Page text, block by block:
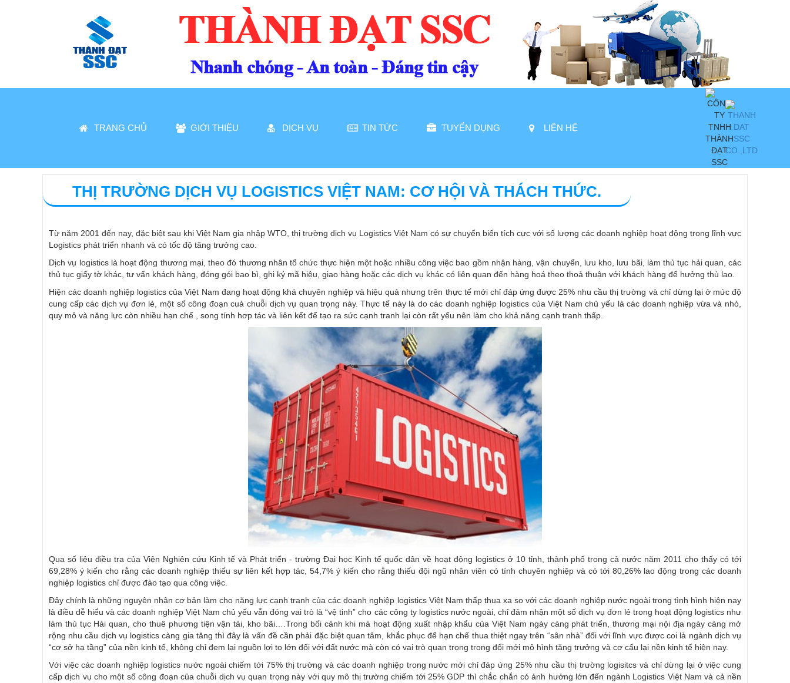
TRANG CHỦ GIỚI THIỆU DỊCH VỤ TIN TỨC TUYỂN DỤNG LIÊN HỆ
THỊ TRƯỜNG DỊCH VỤ LOGISTICS VIỆT NAM: CƠ HỘI VÀ THÁCH THỨC.
Từ năm 2001 đến nay, đặc biệt sau khi Việt Nam gia nhập WTO, thị trường dịch vụ Logistics Việt Nam có sự chuyển biến tích cực với số lượng các doanh nghiệp hoạt động trong lĩnh vực
Logistics phát triển nhanh và có tốc độ tăng trưởng cao.
Dịch vụ logistics là hoạt động thương mại, theo đó thương nhân tổ chức thực hiện một hoặc nhiều công việc bao gồm nhận hàng, vận chuyển, lưu kho, lưu bãi, làm thủ tục hải quan, các
thủ tục giấy tờ khác, tư vấn khách hàng, đóng gói bao bì, ghi ký mã hiệu, giao hàng hoặc các dịch vụ khác có liên quan đến hàng hoá theo thoả thuận với khách hàng để hưởng thù lao.
Hiện các doanh nghiệp logistics của Việt Nam đang hoạt động khá chuyên nghiệp và hiệu quả nhưng trên thực tế mới chỉ đáp ứng được 25% nhu cầu thị trường và chỉ dừng lại ở mức độ
cung cấp các dịch vụ đơn lẻ, một số công đoạn cuả chuỗi dịch vụ quan trọng này. Thực tế này là do các doanh nghiệp logistics của Việt Nam chủ yếu là các doanh nghiệp vừa và nhỏ,
quy mô và năng lực còn nhiều hạn chế , song tính hơp tác và liên kết để tạo ra sức cạnh tranh lại còn rất yếu nên làm cho khả năng cạnh tranh thấp.
Qua số liệu điều tra của Viện Nghiên cứu Kinh tế và Phát triển - trường Đại học Kinh tế quốc dân về hoạt động logistics ở 10 tỉnh, thành phố trong cả nước năm 2011 cho thấy có tới
69,28% ý kiến cho rằng các doanh nghiệp thiếu sự liên kết hợp tác, 54,7% ý kiến cho rằng thiếu đội ngũ nhân viên có tính chuyên nghiệp và có tới 80,26% lao động trong các doanh
nghiệp logistics chỉ được đào tạo qua công việc.
Đây chính là những nguyên nhân cơ bản làm cho năng lực cạnh tranh của các doanh nghiệp logistics Việt Nam thấp thua xa so với các doanh nghiệp nước ngoài trong tình hình hiện nay
là điều dễ hiểu và các doanh nghiệp Việt Nam chủ yếu vẫn đóng vai trò là “vệ tinh” cho các công ty logistics nước ngoài, chỉ đảm nhận một số dịch vụ đơn lẻ trong hoạt động logistics như
làm thủ tục Hải quan, cho thuê phương tiện vận tải, kho bãi….Trong bối cảnh khi mà hoạt động xuất nhập khẩu của Việt Nam ngày càng phát triển, thương mại nội địa ngày càng mở
rộng nhu cầu dịch vụ logistics càng gia tăng thì đây là vấn đề cần phải đặc biệt quan tâm, khắc phục để hạn chế thua thiệt ngay trên “sân nhà” đối với lĩnh vực được coi là ngành dịch vụ
“cơ sở hạ tầng” của nền kinh tế, không chỉ đem lại nguồn lợi to lớn đối với đất nước mà còn có vai trò quan trọng trong đổi mới mô hình tăng trưởng và cơ cấu lại nền kinh tế hiện nay.
Với việc các doanh nghiệp logistics nước ngoài chiếm tới 75% thị trường và các doanh nghiệp trong nước mới chỉ đáp ứng 25% nhu cầu thị trường logisitcs và chỉ dừng lại ở việc cung
cấp dịch vụ cho một số công đoạn của chuỗi dịch vụ quan trọng này với quy mô thị trường chiếm tới 25% GDP thì chắc chắn có ảnh hưởng lớn đến ngành Logistics Việt Nam và cả nền